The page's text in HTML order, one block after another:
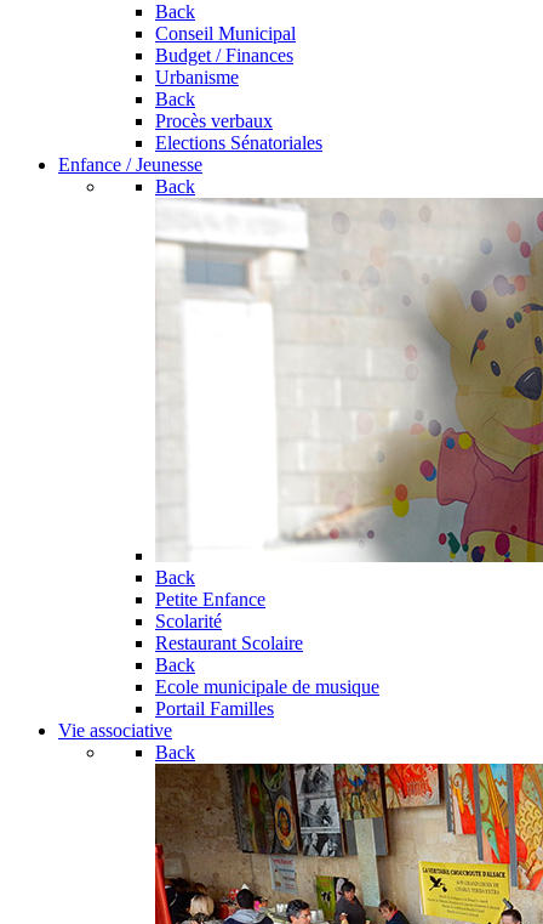
Back
Conseil Municipal
Budget / Finances
Urbanisme
Back
Procès verbaux
Elections Sénatoriales
Enfance / Jeunesse
Back
Back
Petite Enfance
Scolarité
Restaurant Scolaire
Back
Ecole municipale de musique
Portail Familles
Vie associative
Back